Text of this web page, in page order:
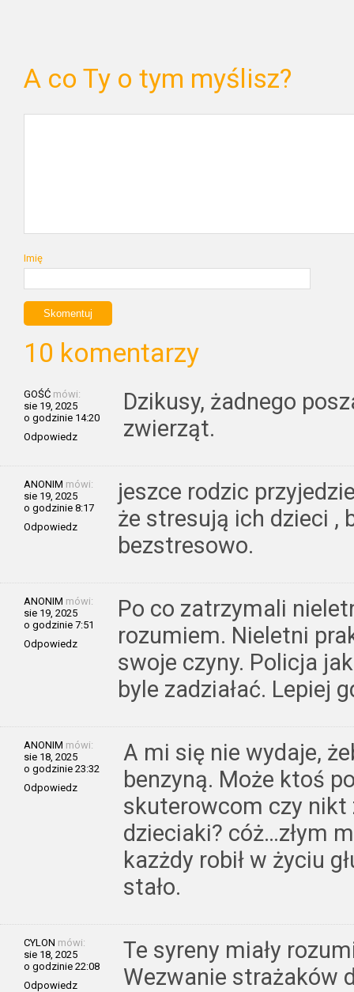
A co Ty o tym myślisz?
Imię
10 komentarzy
GOŚĆ mówi:
sie 19, 2025
o godzinie 14:20
Odpowiedz
Dzikusy, żadnego
zwierząt.
ANONIM mówi:
sie 19, 2025
o godzinie 8:17
Odpowiedz
jeszce rodzic
że stresują ich dzieci ,
bezstresowo.
ANONIM mówi:
sie 19, 2025
o godzinie 7:51
Odpowiedz
Po co zatrzymali
rozumiem. Nieletni
swoje czyny. Policja
byle zadziałać. Lepiej
ANONIM mówi:
sie 18, 2025
o godzinie 23:32
Odpowiedz
A mi się nie wydaje,
benzyną. Może ktoś
skuterowcom czy nikt
dzieciaki? cóż…złym
kazżdy robił w życiu
stało.
CYLON mówi:
sie 18, 2025
o godzinie 22:08
Odpowiedz
Te syreny miały
Wezwanie strażaków